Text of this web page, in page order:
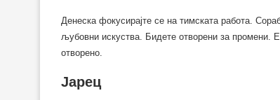
Денеска фокусирајте се на тимската работа.
љубовни искуства. Бидете отворени за промени.
отворено.
Јарец